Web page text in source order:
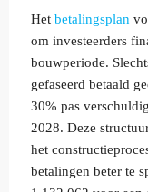
Het betalingsplan
om investeerders
bouwperiode.
gefaseerd betaald
30% pas
2028. Deze
het
betalingen beter te